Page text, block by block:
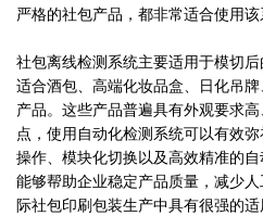
严格的社包产品，都非常适合使用该
社包离线检测系统主要适用于模切
适合酒包、高端化妆品盒、日化吊
产品。这些产品普遍具有外观要求
点，使用自动化检测系统可以有效
操作、模块化切换以及高效精准的
能够帮助企业稳定产品质量，减少
际社包印刷包装生产中具有很强的适